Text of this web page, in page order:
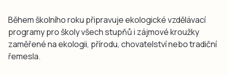
Během školního roku připravuje ekologické vzdělávací
programy pro školy všech stupňů i zájmové kroužky
zaměřené na ekologii, přírodu, chovatelství nebo tradiční
řemesla.